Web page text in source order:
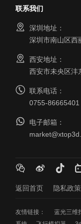
联系我们
深圳地址：
深圳市南山区西
西安地址：
西安市未央区沣
联系电话：
0755-86665401
电子邮箱：
返回首页 隐私政策
友情链接： 蓝光三维